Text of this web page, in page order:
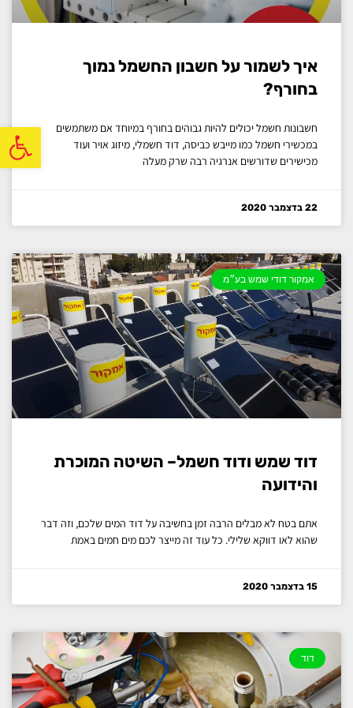
איך לשמור על חשבון החשמל נמוך
בחורף?
חשבונות חשמל יכולים להיות גבוהים בחורף במיוחד אם משתמשים
במכשירי חשמל כמו מייבש כביסה, דוד חשמלי, מיזוג אויר ועוד
מכישירים שדורשים אנרגיה רבה שרק מעלה
22 בדצמבר 2020
אמקור דודי שמש בע״מ
דוד שמש ודוד חשמל– השיטה המוכרת
והידועה
אתם בטח לא מבלים הרבה זמן בחשיבה על דוד המים שלכם, וזה דבר
שהוא לאו דווקא שלילי. כל עוד זה מייצר לכם מים חמים באמת
15 בדצמבר 2020
דוד